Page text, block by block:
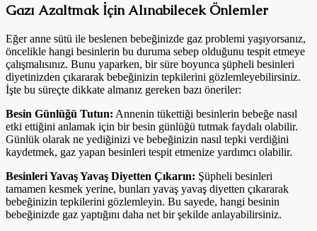
Gazı Azaltmak İçin Alınabilecek Önlemler
Eğer anne sütü ile beslenen bebeğinizde gaz problemi yaşıyorsanız,
öncelikle hangi besinlerin bu duruma sebep olduğunu tespit etmeye
çalışmalısınız. Bunu yaparken, bir süre boyunca şüpheli besinleri
diyetinizden çıkararak bebeğinizin tepkilerini gözlemleyebilirsiniz.
İşte bu süreçte dikkate almanız gereken bazı öneriler:
Besin Günlüğü Tutun: Annenin tükettiği besinlerin bebeğe nasıl
etki ettiğini anlamak için bir besin günlüğü tutmak faydalı olabilir.
Günlük olarak ne yediğinizi ve bebeğinizin nasıl tepki verdiğini
kaydetmek, gaz yapan besinleri tespit etmenize yardımcı olabilir.
Besinleri Yavaş Yavaş Diyetten Çıkarın: Şüpheli besinleri
tamamen kesmek yerine, bunları yavaş yavaş diyetten çıkararak
bebeğinizin tepkilerini gözlemleyin. Bu sayede, hangi besinin
bebeğinizde gaz yaptığını daha net bir şekilde anlayabilirsiniz.